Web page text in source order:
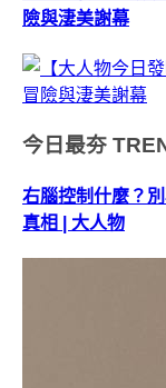
險與淒美謝幕
今日最夯
右腦控制什麼？
真相 | 大人物